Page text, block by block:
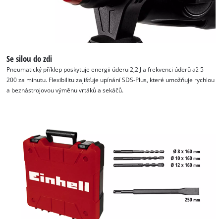
K načtení služby Google Maps
potřebujeme váš souhlas!
the site with their CMP to add this content
to the list of technologies used.
Powered byUsercentrics Consent
Management Platform
Se silou do zdi
Pneumatický příklep poskytuje energii úderu 2,2 J a frekvenci úderů až 5
200 za minutu. Flexibilitu zajišťuje upínání SDS-Plus, které umožňuje rychlou
a beznástrojovou výměnu vrtáků a sekáčů.